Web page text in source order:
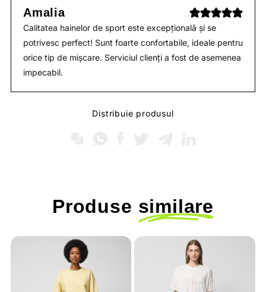
Amalia
Calitatea hainelor de sport este excepțională și se
potrivesc perfect! Sunt foarte confortabile, ideale pentru
orice tip de mișcare. Serviciul clienți a fost de asemenea
impecabil.
Distribuie produsul
Produse similare